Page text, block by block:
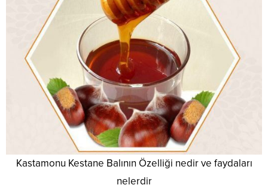
Kastamonu Kestane Balının Özelliği nedir ve faydaları
nelerdir